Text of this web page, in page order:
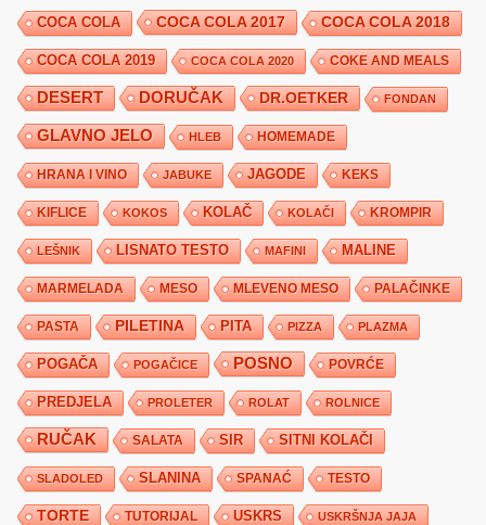
COCA COLA COCA COLA 2017 COCA COLA 2018
COCA COLA 2019 COCA COLA 2020 COKE AND MEALS
DESERT DORUČAK DR.OETKER FONDAN
GLAVNO JELO HLEB HOMEMADE
HRANA I VINO JABUKE JAGODE KEKS
KIFLICE KOKOS KOLAČ KOLAČI KROMPIR
LEŠNIK LISNATO TESTO MAFINI MALINE
MARMELADA MESO MLEVENO MESO PALAČINKE
PASTA PILETINA PITA PIZZA PLAZMA
POGAČA POGAČICE POSNO POVRĆE
PREDJELA PROLETER ROLAT ROLNICE
RUČAK SALATA SIR SITNI KOLAČI
SLADOLED SLANINA SPANAĆ TESTO
TORTE TUTORIJAL USKRS USKRŠNJA JAJA